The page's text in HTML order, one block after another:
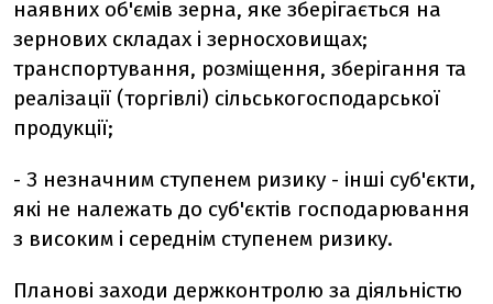
наявних об'ємів зерна, яке зберігається на
зернових складах і зерносховищах;
транспортування, розміщення, зберігання та
реалізації (торгівлі) сільськогосподарської
продукції;
- З незначним ступенем ризику - інші суб'єкти,
які не належать до суб'єктів господарювання
з високим і середнім ступенем ризику.
Планові заходи держконтролю за діяльністю